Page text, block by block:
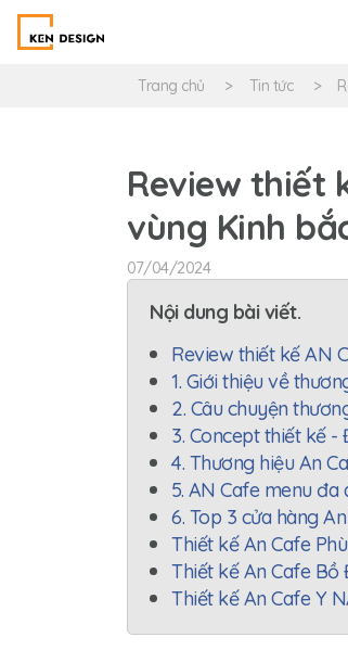
Trang chủ Tin tức
Review thiết
vùng Kinh
07/04/2024
Nội dung bài viết.
Review thiết kế AN
1. Giới thiệu về
2. Câu chuyện
3. Concept thiết kế
4. Thương hiệu An
5. AN Cafe menu đa
6. Top 3 cửa hàng
Thiết kế An Cafe
Thiết kế An Cafe Bồ
Thiết kế An Cafe Y